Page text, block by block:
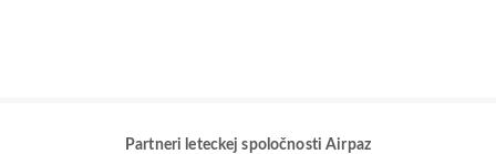
Partneri leteckej spoločnosti Airpaz